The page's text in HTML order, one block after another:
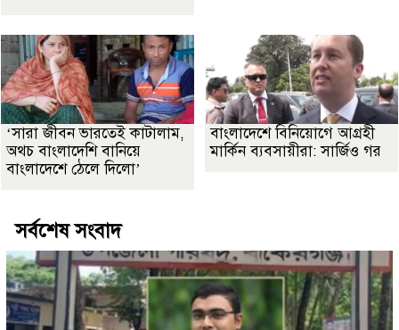
‘সারা জীবন ভারতেই কাটালাম,
অথচ বাংলাদেশি বানিয়ে
বাংলাদেশে ঠেলে দিলো’
বাংলাদেশে বিনিয়োগে আগ্রহী
মার্কিন ব্যবসায়ীরা: সার্জিও গর
সর্বশেষ সংবাদ